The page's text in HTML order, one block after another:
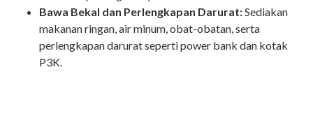
Bawa Bekal dan Perlengkapan Darurat:Sediakan
makanan ringan, air minum, obat-obatan, serta
perlengkapan darurat seperti power bank dan kotak
P3K.